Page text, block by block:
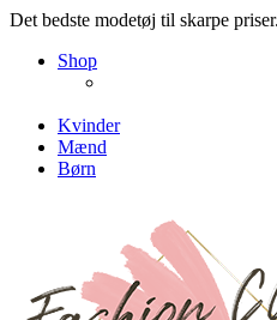
Det bedste modetøj til skarpe priser.
Shop
Kvinder
Mænd
Børn